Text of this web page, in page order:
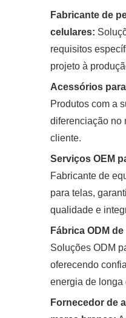
Fabricante de
celulares:
requisitos
projeto à
Acessórios
Produtos com a
diferenciação no
cliente.
Serviços OEM
Fabricante de
para telas,
qualidade e
Fábrica ODM
Soluções ODM
oferecendo
energia de longa
Fornecedor de